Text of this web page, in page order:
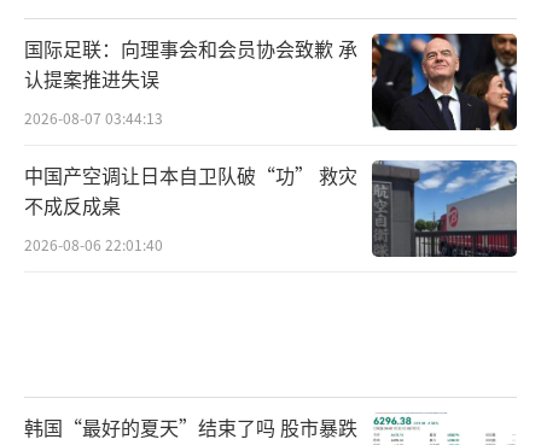
国际足联：向理事会和会员协会致歉 承
认提案推进失误
2026-08-07 03:44:13
中国产空调让日本自卫队破“功” 救灾
不成反成桌
2026-08-06 22:01:40
韩国“最好的夏天”结束了吗 股市暴跌